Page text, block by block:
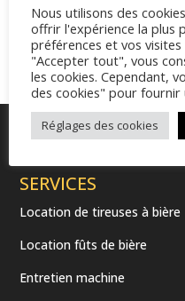
SERVICES
Location de tireuses à bière
Location fûts de bière
Entretien machine
Nous utilisons des
offrir l'expérience la plus
préférences et vos
"Accepter tout", vous
les cookies. Cependant,
des cookies" pour
Réglages des cookies